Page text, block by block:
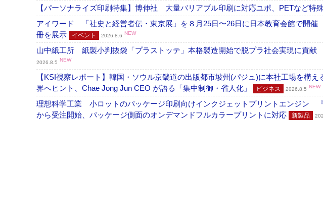
【パーソナライズ印刷特集】博伸社 大量バリアブル印刷に対応ユポ、PETなど特
アイワード 「社史と経営者伝・東京展」を８月25日〜26日に日本教育会館で開
冊を展示
イベント 2026.8.6 NEW
山中紙工所 紙製小判抜袋「プラストッテ」本格製造開始で脱プラ社会実現に貢献
2026.8.5 NEW
【KSI視察レポート】韓国・ソウル京畿道の出版都市坡州(パジュ)に本社工場を構
界へヒント、Chae Jong Jun CEO が語る「集中制御・省人化」
ビジネス 2026.8.5 NEW
理想科学工業 小ロットのパッケージ印刷向けインクジェットプリントエンジン
から受注開始、パッケージ側面のオンデマンドフルカラープリントに対応
新製品